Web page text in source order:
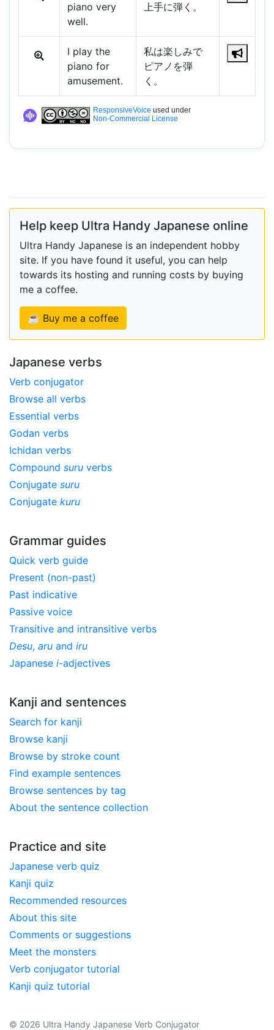
piano very
well.
上手に弾く。
I play the
piano for
amusement.
私は楽しみで
ピアノを弾
く。
ResponsiveVoice used under
Non-Commercial License
Help keep Ultra Handy Japanese online
Ultra Handy Japanese is an independent hobby
site. If you have found it useful, you can help
towards its hosting and running costs by buying
me a coffee.
☕ Buy me a coffee
Japanese verbs
Verb conjugator
Browse all verbs
Essential verbs
Godan verbs
Ichidan verbs
Compound suru verbs
Conjugate suru
Conjugate kuru
Grammar guides
Quick verb guide
Present (non-past)
Past indicative
Passive voice
Transitive and intransitive verbs
Desu, aru and iru
Japanese i-adjectives
Kanji and sentences
Search for kanji
Browse kanji
Browse by stroke count
Find example sentences
Browse sentences by tag
About the sentence collection
Practice and site
Japanese verb quiz
Kanji quiz
Recommended resources
About this site
Comments or suggestions
Meet the monsters
Verb conjugator tutorial
Kanji quiz tutorial
© 2026 Ultra Handy Japanese Verb Conjugator